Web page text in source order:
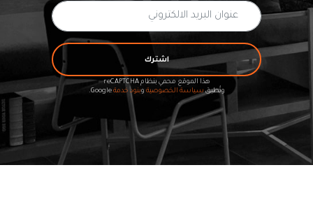
اشترك
هذا الموقع محمي بنظام reCAPTCHA
وتُطبقسياسة الخصوصية وبنود خدمةGoogle.